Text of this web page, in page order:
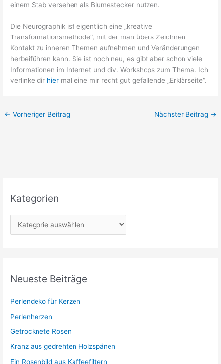
einem Stab versehen als Blumestecker nutzen.
Die Neurographik ist eigentlich eine „kreative
Transformationsmethode“, mit der man übers Zeichnen
Kontakt zu inneren Themen aufnehmen und Veränderungen
herbeiführen kann. Sie ist noch neu, es gibt aber schon viele
Informationen im Internet und div. Workshops zum Thema. Ich
verlinke dir hier mal eine mir recht gut gefallende „Erklärseite“.
← Vorheriger Beitrag Nächster Beitrag →
Kategorien
a
g
r
i
e
Neueste Beiträge
Perlendeko für Kerzen
Perlenherzen
Getrocknete Rosen
Kranz aus gedrehten Holzspänen
Ein Rosenbild aus Kaffeefiltern